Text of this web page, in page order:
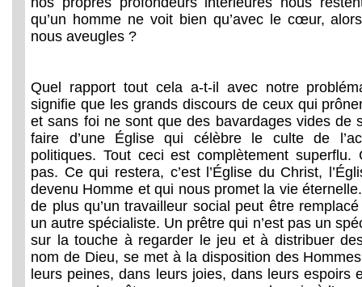
qu’un homme ne voit bien qu’avec le cœur,
nous aveugles ?
Quel rapport tout cela a-t-il avec notre
signifie que les grands discours de ceux qui
et sans foi ne sont que des bavardages vides de
faire d’une Église qui célèbre le culte de
politiques. Tout ceci est complètement superflu.
pas. Ce qui restera, c’est l’Église du Christ,
devenu Homme et qui nous promet la vie
de plus qu’un travailleur social peut être
un autre spécialiste. Un prêtre qui n’est pas un
sur la touche à regarder le jeu et à distribuer
nom de Dieu, se met à la disposition des
leurs peines, dans leurs joies, dans leurs espoirs